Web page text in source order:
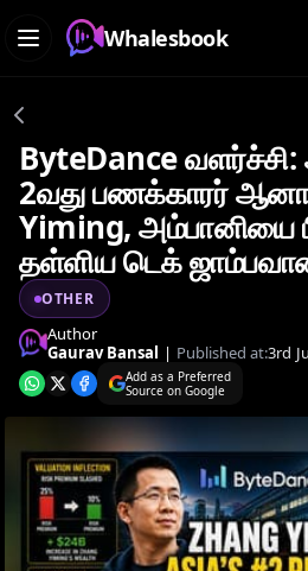
Whalesbook
ByteDance
2வது பணக்காரர்
Yiming, அம்பானியை
தள்ளிய டெக்
OTHER
Author
Gaurav Bansal | Published at:3rd
Add as a Preferred
Source on Google